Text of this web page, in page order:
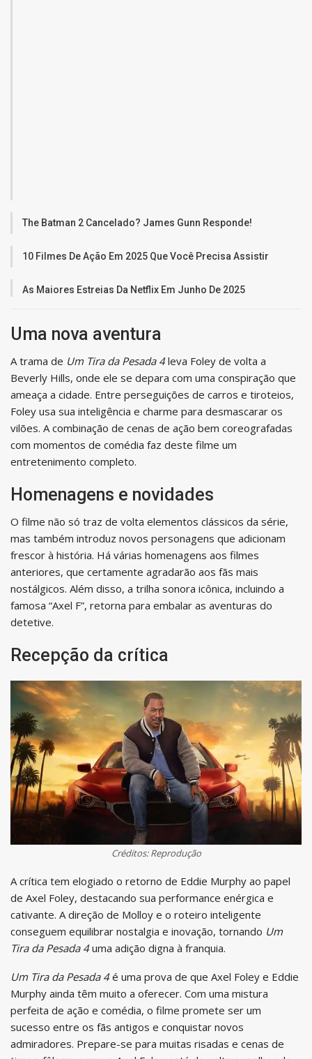
The Batman 2 Cancelado? James Gunn Responde!
10 Filmes De Ação Em 2025 Que Você Precisa Assistir
As Maiores Estreias Da Netflix Em Junho De 2025
Uma nova aventura
A trama de Um Tira da Pesada 4leva Foley de volta a
Beverly Hills, onde ele se depara com uma conspiração que
ameaça a cidade. Entre perseguições de carros e tiroteios,
Foley usa sua inteligência e charme para desmascarar os
vilões. A combinação de cenas de ação bem coreografadas
com momentos de comédia faz deste filme um
entretenimento completo.
Homenagens e novidades
O filme não só traz de volta elementos clássicos da série,
mas também introduz novos personagens que adicionam
frescor à história. Há várias homenagens aos filmes
anteriores, que certamente agradarão aos fãs mais
nostálgicos. Além disso, a trilha sonora icônica, incluindo a
famosa “Axel F”, retorna para embalar as aventuras do
detetive.
Recepção da crítica
Créditos: Reprodução
A crítica tem elogiado o retorno de Eddie Murphy ao papel
de Axel Foley, destacando sua performance enérgica e
cativante. A direção de Molloy e o roteiro inteligente
conseguem equilibrar nostalgia e inovação, tornando Um
Tira da Pesada 4uma adição digna à franquia.
Um Tira da Pesada 4é uma prova de que Axel Foley e Eddie
Murphy ainda têm muito a oferecer. Com uma mistura
perfeita de ação e comédia, o filme promete ser um
sucesso entre os fãs antigos e conquistar novos
admiradores. Prepare-se para muitas risadas e cenas de